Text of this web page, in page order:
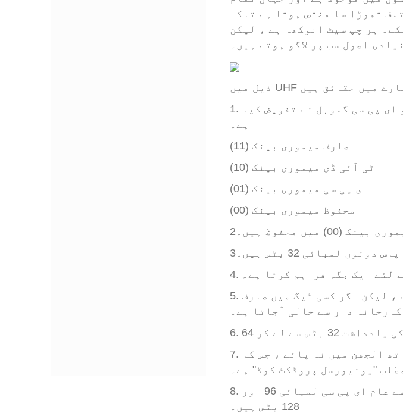
تھوڑا سا مختص ہوتا ہے تاکہ
ہر چپ سیٹ انوکھا ہے ، لیکن
اصول سب پر لاگو ہوتے ہیں۔
1. ہر بینک پر ایک نمبر اور عنوان کے ساتھ لیبل لگا ہوا ہے جس کو ای پی سی گلوبل نے تفویض کیا
ہے۔
(11) صارف میموری بینک
(10) ٹی آئی ڈی میموری بینک
(01) ای پی سی میموری بینک
(00) محفوظ میموری بینک
میں محفوظ ہیں۔
لمبائی 32 بٹس ہیں۔
لئے ایک جگہ فراہم کرتا ہے۔
5. صارف میموری بینک کو تمام چپ سیٹوں پر شامل نہیں کیا گیا ہے ، لیکن اگر کسی ٹیگ میں صارف
دار سے خالی آجاتا ہے۔
7. ای پی سی کا مطلب ہے "الیکٹرانک پروڈکٹ کوڈ" یو پی سی کے ساتھ الجھن میں نہ پائے ، جس کا
مطلب "یونیورسل پروڈکٹ کوڈ" ہے۔
8. ای پی سی کی تعداد 96 بٹس سے 496 بٹس سے مختلف ہوتی ہے۔ سب سے عام ای پی سی لمبائی 96 اور
128 بٹس ہیں۔